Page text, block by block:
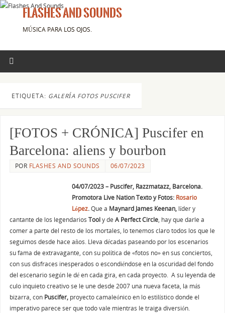
FLASHES AND SOUNDS
MÚSICA PARA LOS OJOS.
ETIQUETA: GALERÍA FOTOS PUSCIFER
[FOTOS + CRÓNICA] Puscifer en
Barcelona: aliens y bourbon
POR FLASHES AND SOUNDS 06/07/2023
04/07/2023 – Puscifer, Razzmatazz, Barcelona.
Promotora Live Nation Texto y Fotos: Rosario
López.Que a Maynard James Keenan,líder y
cantante de los legendarios Tooly de A Perfect Circle, hay que darle a
comer a parte del resto de los mortales, lo tenemos claro todos los que le
seguimos desde hace años. Lleva décadas paseando por los escenarios
su fama de extravagante, con su política de «fotos no» en sus conciertos,
con sus disfraces inesperados o escondiéndose en la oscuridad del fondo
del escenario según le dé en cada gira, en cada proyecto. A su leyenda de
culo inquieto creativo se le une desde 2007 una nueva faceta, la más
bizarra, conPuscifer,proyecto camaleónico en lo estilístico donde el
imperativo parece ser que todo vale mientras le traiga diversión.